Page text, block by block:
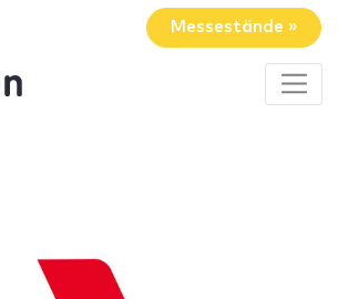
Messestände »